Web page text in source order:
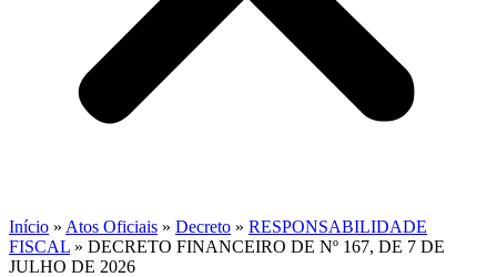
Início » Atos Oficiais » Decreto » RESPONSABILIDADE
FISCAL » DECRETO FINANCEIRO DE Nº 167, DE 7 DE
JULHO DE 2026